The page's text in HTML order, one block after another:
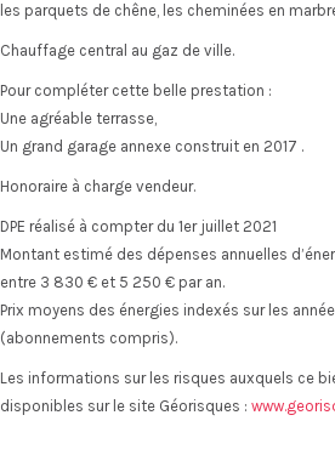
les parquets de chêne, les cheminées en
Chauffage central au gaz de ville.
Pour compléter cette belle prestation :
Une agréable terrasse,
Un grand garage annexe construit en 2017 .
Honoraire à charge vendeur.
DPE réalisé à compter du 1er juillet 2021
Montant estimé des dépenses annuelles
entre 3 830 € et 5 250 € par an.
Prix moyens des énergies indexés sur les
(abonnements compris).
Les informations sur les risques auxquels ce
disponibles sur le site Géorisques :